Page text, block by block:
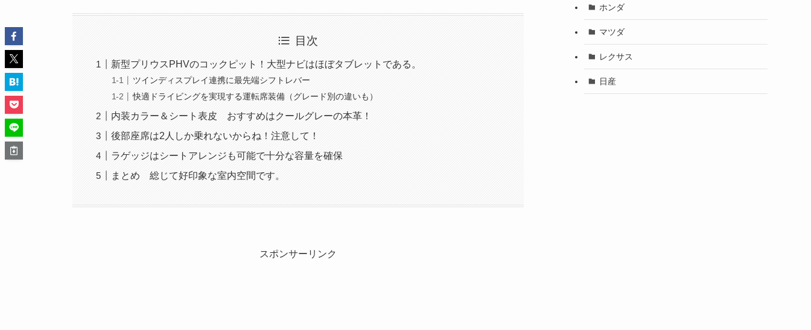
目次
新型プリウスPHVのコックピット！大型ナビはほぼタブレットである。
ツインディスプレイ連携に最先端シフトレバー
快適ドライビングを実現する運転席装備（グレード別の違いも）
内装カラー＆シート表皮 おすすめはクールグレーの本革！
後部座席は2人しか乗れないからね！注意して！
ラゲッジはシートアレンジも可能で十分な容量を確保
まとめ 総じて好印象な室内空間です。
スポンサーリンク
ホンダ
マツダ
レクサス
日産